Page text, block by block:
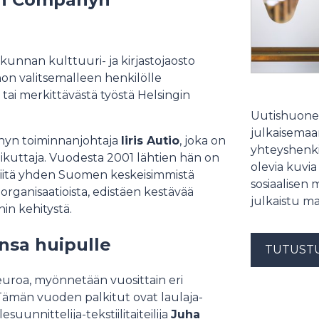
kulttuuri- ja kirjastojaosto
valitsemalleen henkilölle
merkittävästä työstä Helsingin
toiminnanjohtaja Iiris Autio, joka on
Vuodesta 2001 lähtien hän on
yhden Suomen keskeisimmistä
edistäen kestävää
kehitystä.
huipulle
myönnetään vuosittain eri
vuoden palkitut ovat laulaja-
tekstiilitaiteilija Juha
olevia
sosiaalisen
julkaistu